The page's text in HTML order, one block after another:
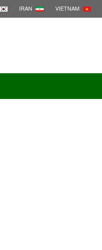
VIETNAM
IRAN